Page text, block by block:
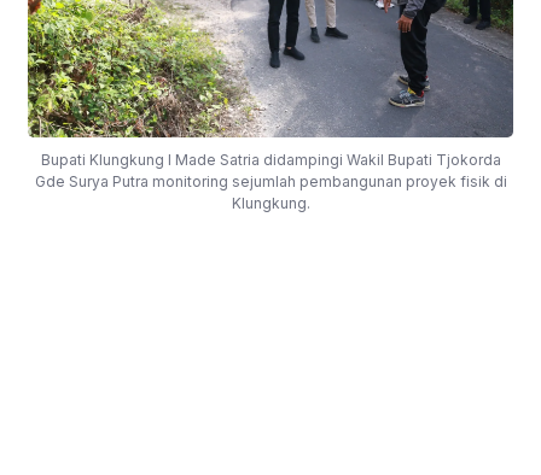
Bupati Klungkung I Made Satria didampingi Wakil Bupati Tjokorda
Gde Surya Putra monitoring sejumlah pembangunan proyek fisik di
Klungkung.